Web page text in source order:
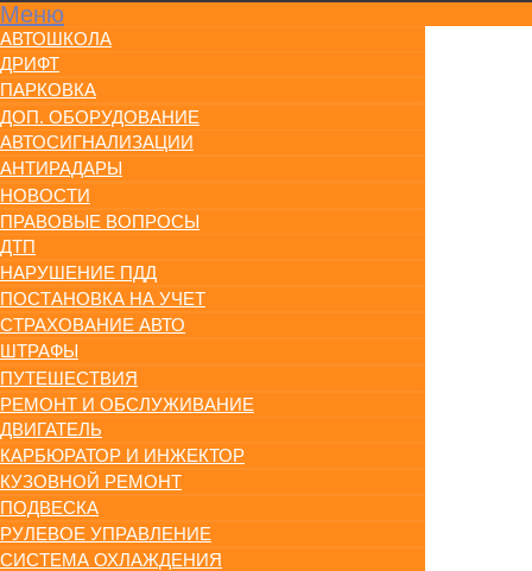
Меню
АВТОШКОЛА
ДРИФТ
ПАРКОВКА
ДОП. ОБОРУДОВАНИЕ
АВТОСИГНАЛИЗАЦИИ
АНТИРАДАРЫ
НОВОСТИ
ПРАВОВЫЕ ВОПРОСЫ
ДТП
НАРУШЕНИЕ ПДД
ПОСТАНОВКА НА УЧЕТ
СТРАХОВАНИЕ АВТО
ШТРАФЫ
ПУТЕШЕСТВИЯ
РЕМОНТ И ОБСЛУЖИВАНИЕ
ДВИГАТЕЛЬ
КАРБЮРАТОР И ИНЖЕКТОР
КУЗОВНОЙ РЕМОНТ
ПОДВЕСКА
РУЛЕВОЕ УПРАВЛЕНИЕ
СИСТЕМА ОХЛАЖДЕНИЯ